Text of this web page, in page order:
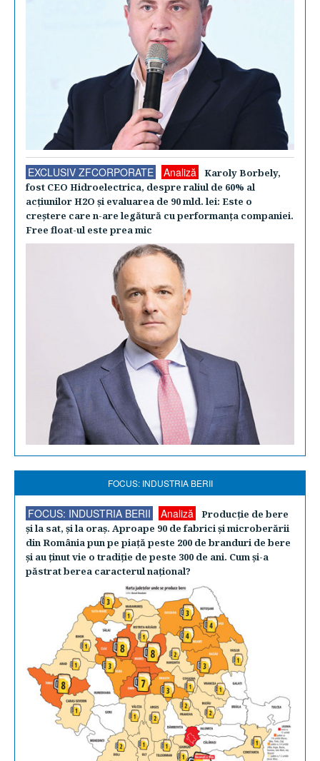
EXCLUSIV ZFCORPORATE Analiză
Karoly Borbely,
fost CEO Hidroelectrica, despre raliul de 60% al
acţiunilor H2O şi evaluarea de 90 mld. lei: Este o
creştere care n-are legătură cu performanţa companiei.
Free float-ul este prea mic
FOCUS: INDUSTRIA BERII
FOCUS: INDUSTRIA BERII Analiză
Producţie de bere
şi la sat, şi la oraş. Aproape 90 de fabrici şi microberării
din România pun pe piaţă peste 200 de branduri de bere
şi au ţinut vie o tradiţie de peste 300 de ani. Cum şi-a
păstrat berea caracterul naţional?